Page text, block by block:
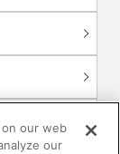
our web
our